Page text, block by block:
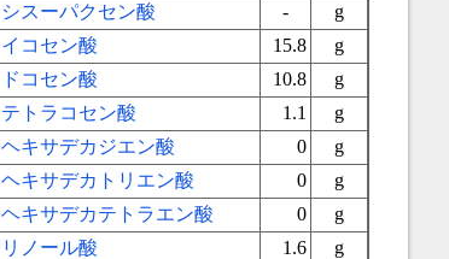
シスーパクセン酸 -
g
イコセン酸 15.8
g
ドコセン酸 10.8
g
テトラコセン酸 1.1 g
ヘキサデカジエン酸 0
g
ヘキサデカトリエン酸 0
g
ヘキサデカテトラエン酸 0
g
リノール酸 1.6
g